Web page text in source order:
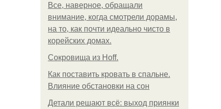
Все, наверное, обращали
внимание, когда смотрели дорамы,
на то, как почти идеально чисто в
корейских домах.
Сокровища из Hoff.
Как поставить кровать в спальне.
Влияние обстановки на сон
Детали решают всё: выход приянки